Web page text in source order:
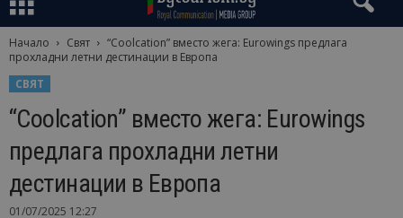
Начало Свят
“Coolcation” вместо жега: Eurowings предлага
прохладни летни дестинации в Европа
СВЯТ
“Coolcation” вместо жега: Eurowings
предлага прохладни летни
дестинации в Европа
01/07/2025 12:27